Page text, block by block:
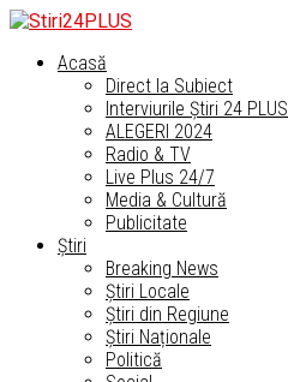
Acasă
Direct la Subiect
Interviurile Știri 24 PLUS
ALEGERI 2024
Radio & TV
Live Plus 24/7
Media & Cultură
Publicitate
Știri
Breaking News
Știri Locale
Știri din Regiune
Știri Naționale
Politică